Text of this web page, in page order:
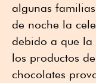
algunas
de noche la
debido a que la
los productos
chocolates